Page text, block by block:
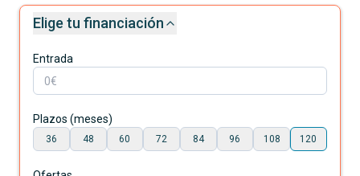
Elige tu financiación
Entrada
Plazos (meses)
36 48 60 72 84 96 108 120